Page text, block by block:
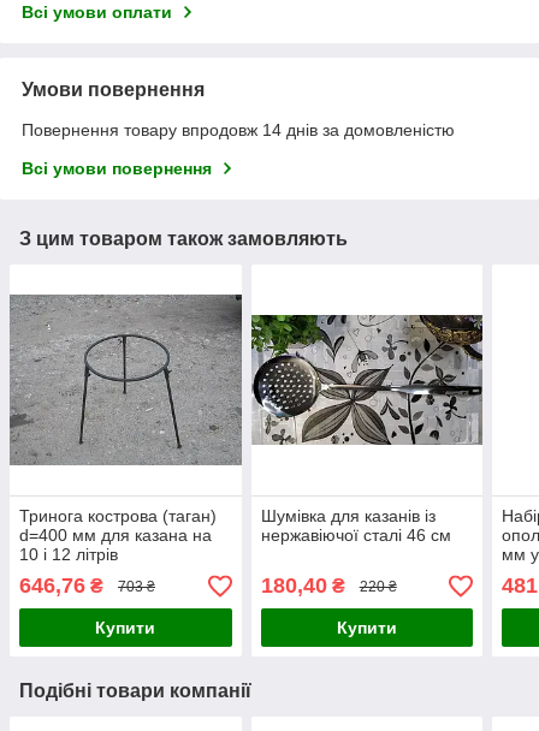
Всі умови оплати
Умови повернення
Повернення товару впродовж 14 днів за домовленістю
Всі умови повернення
З цим товаром також замовляють
Тринога кострова (таган)
d=400 мм для казана на
10 і 12 літрів
646,76 ₴ 703 ₴
Купити
Шумівка для казанів із
нержавіючої сталі 46 см
180,40₴ 220 ₴
Купити
мм
Подібні товари компанії